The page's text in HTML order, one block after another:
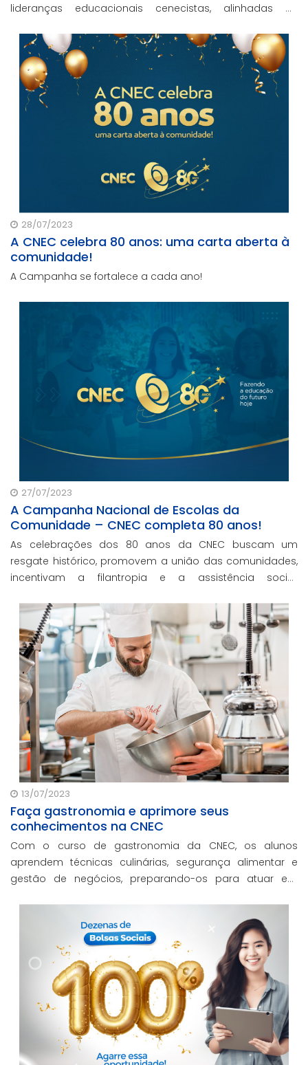
lideranças educacionais cenecistas, alinhadas às
realização do ELEC 2023
28/07/2023
A CNEC celebra 80 anos: uma carta aberta à
comunidade!
A Campanha se fortalece a cada ano!
27/07/2023
A Campanha Nacional de Escolas da
Comunidade – CNEC completa 80 anos!
As celebrações dos 80 anos da CNEC buscam um
resgate histórico, promovem a união das comunidades,
incentivam a filantropia e a assistência social,
13/07/2023
Faça gastronomia e aprimore seus
conhecimentos na CNEC
Com o curso de gastronomia da CNEC, os alunos
aprendem técnicas culinárias, segurança alimentar e
gestão de negócios, preparando-os para atuar em